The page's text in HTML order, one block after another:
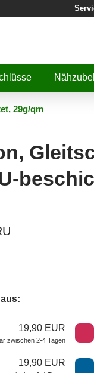
29g/qm
19,90 EUR
zwischen 2-4 Tagen
19,90 EUR